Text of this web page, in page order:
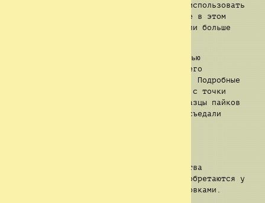
питание. В теории, это можно было бы использовать
как решение проблемы голода, однако не в этом
случае, поскольку люди, которые съедали больше
полностью
опровергли наличие вещества, вызывающего
привыкание, в образцах Царского Пайка. Подробные
анализы образцов оказались невозможны с точки
зрения логистики, из-за того, что образцы пайков
всегда исчезали, предположительно их съедали
На данный момент способ его производства
неизвестен. Обычно, Царские Пайки приобретаются у
людей, связанных с секретными группировками.